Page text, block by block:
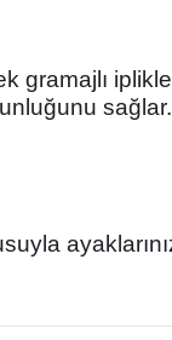
gramajlı
sağlar.